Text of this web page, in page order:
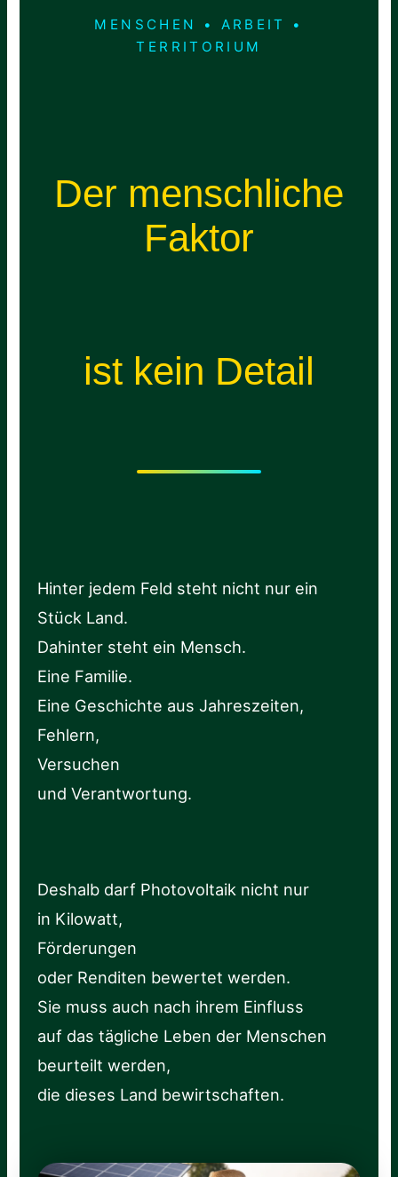
MENSCHEN • ARBEIT •
TERRITORIUM
Der menschliche
Faktor
ist kein Detail
Hinter jedem Feld steht nicht nur ein
Stück Land.
Dahinter steht ein Mensch.
Eine Familie.
Eine Geschichte aus Jahreszeiten,
Fehlern,
Versuchen
und Verantwortung.
Deshalb darf Photovoltaik nicht nur
in Kilowatt,
Förderungen
oder Renditen bewertet werden.
Sie muss auch nach ihrem Einfluss
auf das tägliche Leben der Menschen
beurteilt werden,
die dieses Land bewirtschaften.